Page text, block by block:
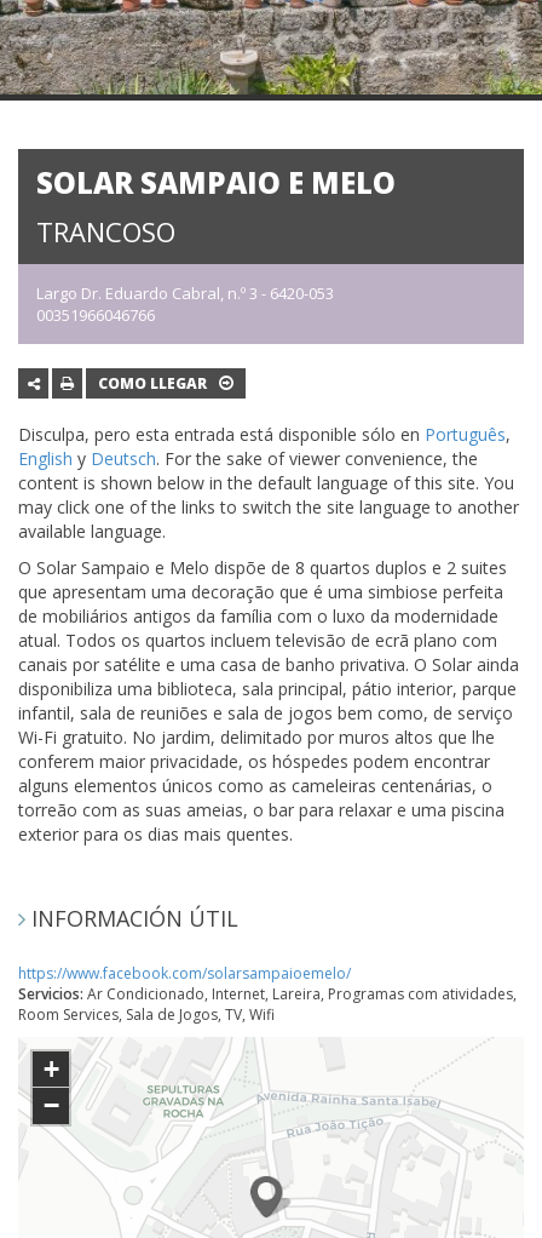
SOLAR SAMPAIO E MELO
TRANCOSO
Largo Dr. Eduardo Cabral, n.º 3 - 6420-053
00351966046766
COMO LLEGAR
Disculpa, pero esta entrada está disponible sólo en Português,
English y Deutsch. For the sake of viewer convenience, the
content is shown below in the default language of this site. You
may click one of the links to switch the site language to another
available language.
O Solar Sampaio e Melo dispõe de 8 quartos duplos e 2 suites
que apresentam uma decoração que é uma simbiose perfeita
de mobiliários antigos da família com o luxo da modernidade
atual. Todos os quartos incluem televisão de ecrã plano com
canais por satélite e uma casa de banho privativa. O Solar ainda
disponibiliza uma biblioteca, sala principal, pátio interior, parque
infantil, sala de reuniões e sala de jogos bem como, de serviço
Wi-Fi gratuito. No jardim, delimitado por muros altos que lhe
conferem maior privacidade, os hóspedes podem encontrar
alguns elementos únicos como as cameleiras centenárias, o
torreão com as suas ameias, o bar para relaxar e uma piscina
exterior para os dias mais quentes.
INFORMACIÓN ÚTIL
https://www.facebook.com/solarsampaioemelo/
Servicios: Ar Condicionado, Internet, Lareira, Programas com atividades,
Room Services, Sala de Jogos, TV, Wifi
+
−